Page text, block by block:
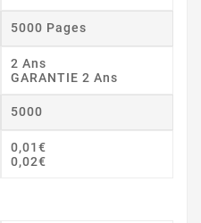
5000 Pages
2 Ans
GARANTIE 2 Ans
5000
0,01€
0,02€